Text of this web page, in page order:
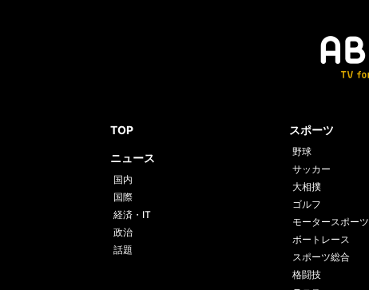
TOP
ニュース
国内
国際
経済・IT
政治
話題
スポーツ
野球
サッカー
大相撲
ゴルフ
モータースポーツ
ボートレース
スポーツ総合
格闘技